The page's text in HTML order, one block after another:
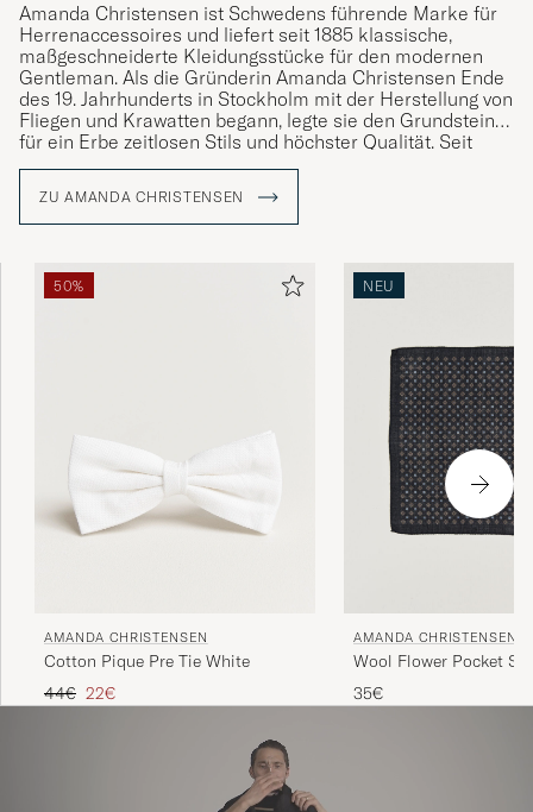
Amanda Christensen ist Schwedens führende Marke für
Herrenaccessoires und liefert seit 1885 klassische,
maßgeschneiderte Kleidungsstücke für den modernen
Gentleman. Als die Gründerin Amanda Christensen Ende
des 19. Jahrhunderts in Stockholm mit der Herstellung von
Fliegen und Krawatten begann, legte sie den Grundstein
für ein Erbe zeitlosen Stils und höchster Qualität. Seit
1949 ist das Unternehmen königlicher Hoflieferant und
und Manschettenknöpfe – Details, die die Persönlichkeit
und den Stil anspruchsvoller Männer weltweit
um den Comer See in Italien statt, wo das Handwerk über
Generationen bewahrt wurde.
ZU AMANDA CHRISTENSEN
50%
AMANDA CHRISTENSEN
Cotton Pique Pre Tie White
Regulärer Preis
44€ Reduzierter Preis
22€
NEU
AMANDA CHRISTENSEN
Wool Flower Pocket
35€